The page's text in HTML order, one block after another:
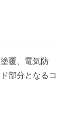
覆、電気防
部分となるコ